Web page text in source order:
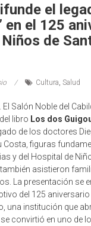
el
en el 125
de
Cultura Salud
El Salón Noble del
libro Los dos
de los doctores
Costa, figuras
y del Hospital de
asistieron
La presentación se
del 125 aniversario
una institución que
convirtió en uno de